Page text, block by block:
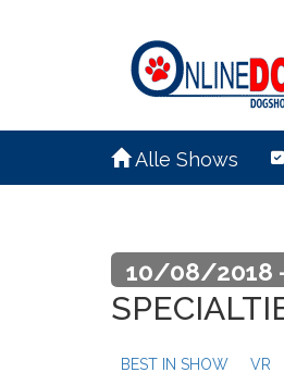
Alle Shows
10/08/2018
BEST IN SHOW VR